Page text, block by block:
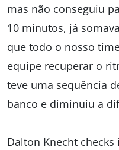
mas não conseguiu
10 minutos, já
que todo o nosso
equipe recuperar o
teve uma sequência
banco e diminuiu a
Dalton Knecht